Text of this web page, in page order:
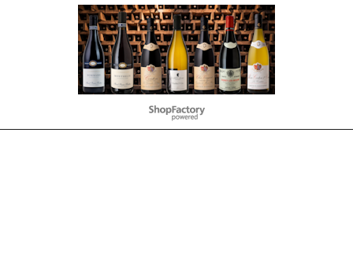
Webwinkel gemaakt met
ShopFactory webwinkel